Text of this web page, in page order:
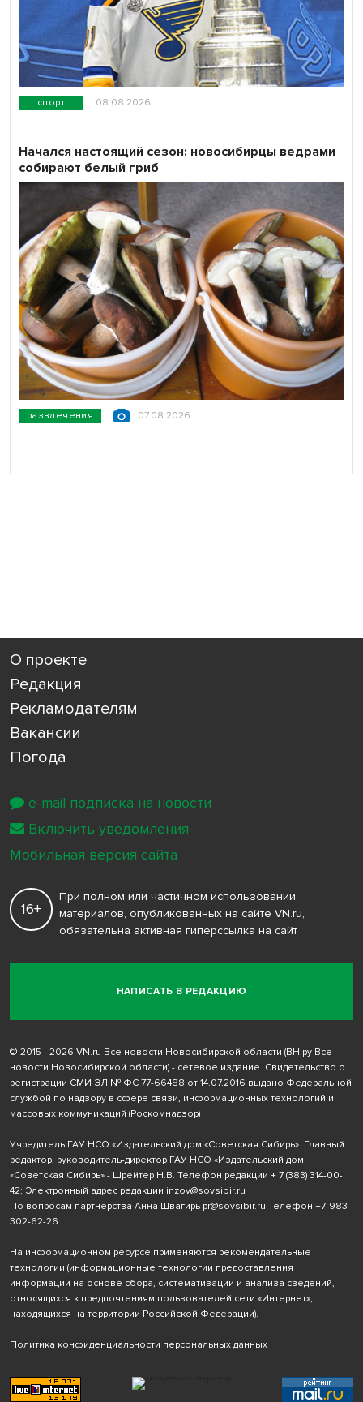
спорт 08.08.2026
развлечения 07.08.2026
Начался настоящий сезон: новосибирцы ведрами
собирают белый гриб
О проекте
Редакция
Рекламодателям
Вакансии
Погода
НАПИСАТЬ В РЕДАКЦИЮ
16+
При полном или частичном использовании
материалов, опубликованных на сайте VN.ru,
обязательна активная гиперссылка на сайт
© 2015 - 2026 VN.ru Все новости Новосибирской области (ВН.ру Все
новости Новосибирской области) - сетевое издание. Свидетельство о
регистрации СМИ ЭЛ № ФС 77-66488 от 14.07.2016 выдано Федеральной
службой по надзору в сфере связи, информационных технологий и
массовых коммуникаций (Роскомнадзор)
Учредитель ГАУ НСО «Издательский дом «Советская Сибирь». Главный
редактор, руководитель-директор ГАУ НСО «Издательский дом
«Советская Сибирь» - Шрейтер Н.В. Телефон редакции + 7 (383) 314-00-
42; Электронный адрес редакции inzov@sovsibir.ru
По вопросам партнерства Анна Швагирь pr@sovsibir.ru Телефон +7-983-
302-62-26
На информационном ресурсе применяются рекомендательные
технологии (информационные технологии предоставления
информации на основе сбора, систематизации и анализа сведений,
относящихся к предпочтениям пользователей сети «Интернет»,
находящихся на территории Российской Федерации).
Политика конфиденциальности персональных данных
e-mail подписка на новости
Включить уведомления
Мобильная версия сайта